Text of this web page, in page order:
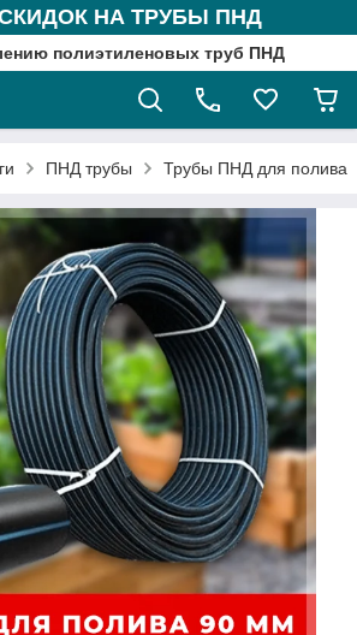
НА ТРУБЫ ПНД
полиэтиленовых труб ПНД
ПНД трубы Трубы ПНД для полива